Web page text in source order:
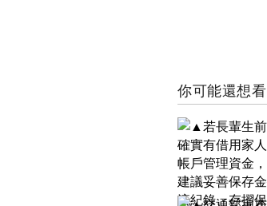
你可能還想看